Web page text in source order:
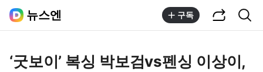
뉴스엔 구독
‘굿보이’ 복싱 박보검vs펜싱 이상이,